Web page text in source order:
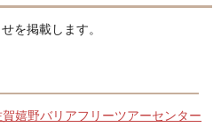
を掲載します。
賀嬉野バリアフリーツアーセンター